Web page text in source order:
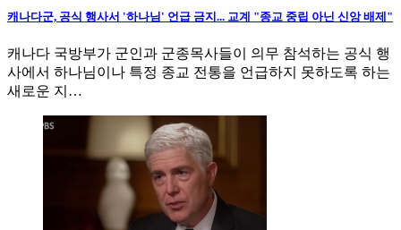
캐나다군, 공식 행사서 '하나님' 언급 금지... 교계 "종교 중립 아닌 신앙 배제"
캐나다 국방부가 군인과 군종목사들이 의무 참석하는 공식 행
사에서 하나님이나 특정 종교 전통을 언급하지 못하도록 하는
새로운 지…